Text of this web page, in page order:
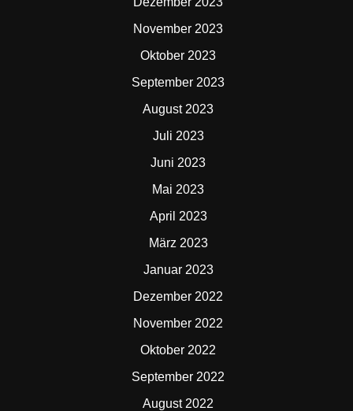
November 2023
Oktober 2023
September 2023
August 2023
Juli 2023
Juni 2023
Mai 2023
April 2023
März 2023
Januar 2023
Dezember 2022
November 2022
Oktober 2022
September 2022
August 2022